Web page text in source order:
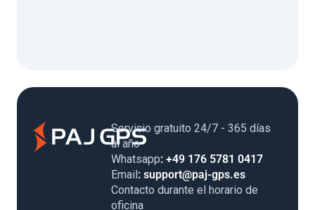
Servicio gratuito 24/7 - 365 días al
año
Whatsapp: +49 176 5781 0417
Email: support@paj-gps.es
Contacto durante el horario de